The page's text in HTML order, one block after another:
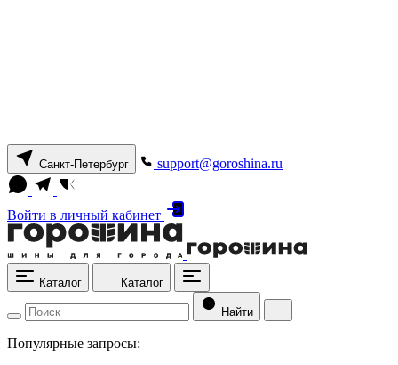
Санкт-Петербург support@goroshina.ru
Войти в личный кабинет
Каталог Каталог
Найти
Популярные запросы: